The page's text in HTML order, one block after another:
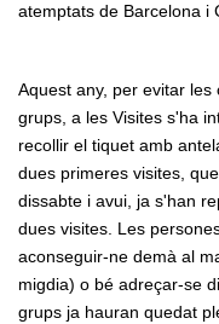
atemptats de Barcelona i
Aquest any, per evitar
grups, a les Visites s'ha
recollir el tiquet amb
dues primeres visites,
dissabte i avui, ja s'han
dues visites. Les
aconseguir-ne demà al
migdia) o bé adreçar-se
grups ja hauran quedat